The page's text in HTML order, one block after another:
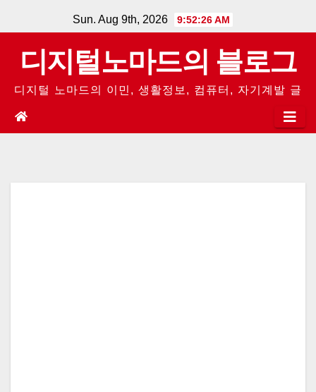
to
content
Sun. Aug 9th, 2026 9:52:26 AM
디지털노마드의 블로그
디지털 노마드의 이민, 생활정보, 컴퓨터, 자기계발 글